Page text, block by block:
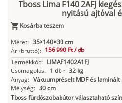
Tboss Lima F140 2AFJ
nyitású ajtóval
Kosárba teszem
Méret: 35×140×30 cm
Ár (bruttó): 156 990 Ft /db
Termékkód: LIMAF1402A1FJ
Csomagolás: 1 db - 32 kg
Anyag: Vákuumpréselt MDF és laminált
Mélység: 30 cm
Tboss fürdőszobabútor választaható